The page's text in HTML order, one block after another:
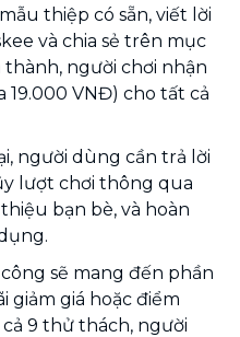
thiệp có sẵn, viết lời
và chia sẻ trên mục
thành, người chơi nhận
19.000 VNĐ) cho tất cả
người dùng cần trả lời
lượt chơi thông qua
bạn bè, và hoàn
sẽ mang đến phần
giảm giá hoặc điểm
9 thử thách, người